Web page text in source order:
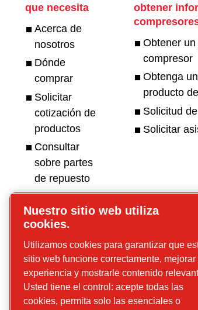
que necesita
Acerca de
nosotros
Dónde
comprar
Solicitar
cotización de
productos
Consultar
sobre partes
de repuesto
Solicitar
asistencia
técnica
Conviértase
en distribuidor
de CP
Catálogos,
obtener
Obtener
compresor
Obtenga
producto
Solicitud
Solicitar
Nuestro sitio web utiliza
cookies.
Utilizamos cookies para garantizar que
sitio web funcione correctamente, mejorar
experiencia y mostrarle contenido
Usted tiene el control: acepte todas las
cookies, permita solo las esenciales o